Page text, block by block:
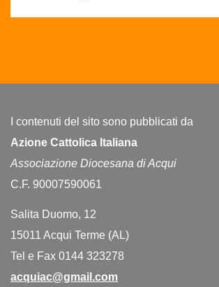
I contenuti del sito sono pubblicati da
Azione Cattolica Italiana
Associazione Diocesana di Acqui
C.F. 90007590061
Salita Duomo, 12
15011 Acqui Terme (AL)
Tel e Fax 0144 323278
acquiac@gmail.com